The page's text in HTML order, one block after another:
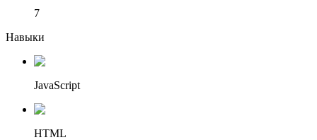
7
Навыки
JavaScript
HTML